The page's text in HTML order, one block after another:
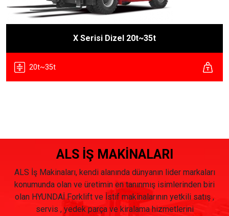
X Serisi Dizel 20t~35t
20t~35t
ALS İŞ MAKİNALARI
ALS İş Makinaları, kendi alanında dünyanın lider markaları
konumunda olan ve üretimin en tanınmış isimlerinden biri
olan HYUNDAİ Forklift ve İstif makinalarının yetkili satış ,
servis , yedek parça ve kiralama hizmetlerini